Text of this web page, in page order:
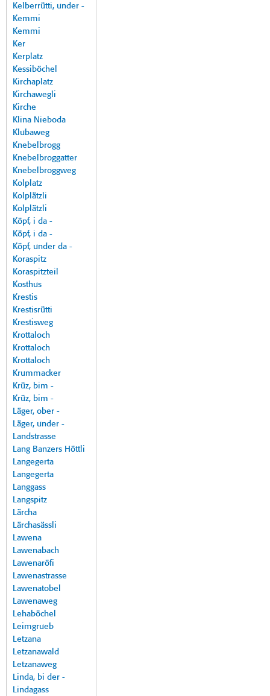
Kelberrütti, under -
Kemmi
Kemmi
Ker
Kerplatz
Kessiböchel
Kirchaplatz
Kirchawegli
Kirche
Klina Nieboda
Klubaweg
Knebelbrogg
Knebelbroggatter
Knebelbroggweg
Kolplatz
Kolplätzli
Kolplätzli
Köpf, i da -
Köpf, i da -
Köpf, under da -
Koraspitz
Koraspitzteil
Kosthus
Krestis
Krestisrütti
Krestisweg
Krottaloch
Krottaloch
Krottaloch
Krummacker
Krüz, bim -
Krüz, bim -
Läger, ober -
Läger, under -
Landstrasse
Lang Banzers Höttli
Langegerta
Langegerta
Langgass
Langspitz
Lärcha
Lärchasässli
Lawena
Lawenabach
Lawenaröfi
Lawenastrasse
Lawenatobel
Lawenaweg
Lehaböchel
Leimgrueb
Letzana
Letzanawald
Letzanaweg
Linda, bi der -
Lindagass